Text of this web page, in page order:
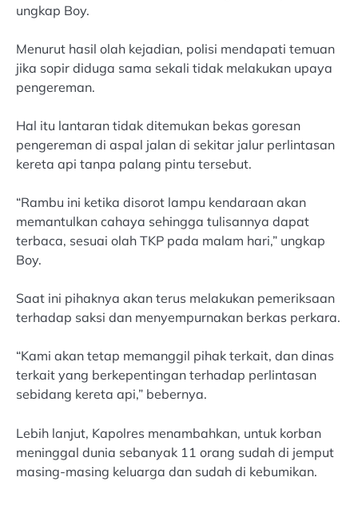
ungkap Boy.
Menurut hasil olah kejadian, polisi mendapati temuan
jika sopir diduga sama sekali tidak melakukan upaya
pengereman.
Hal itu lantaran tidak ditemukan bekas goresan
pengereman di aspal jalan di sekitar jalur perlintasan
kereta api tanpa palang pintu tersebut.
“Rambu ini ketika disorot lampu kendaraan akan
memantulkan cahaya sehingga tulisannya dapat
terbaca, sesuai olah TKP pada malam hari,” ungkap
Boy.
Saat ini pihaknya akan terus melakukan pemeriksaan
terhadap saksi dan menyempurnakan berkas perkara.
“Kami akan tetap memanggil pihak terkait, dan dinas
terkait yang berkepentingan terhadap perlintasan
sebidang kereta api,” bebernya.
Lebih lanjut, Kapolres menambahkan, untuk korban
meninggal dunia sebanyak 11 orang sudah di jemput
masing-masing keluarga dan sudah di kebumikan.